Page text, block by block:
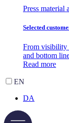
Press
Selected
From visibility
and bottom
Read more
EN
DA